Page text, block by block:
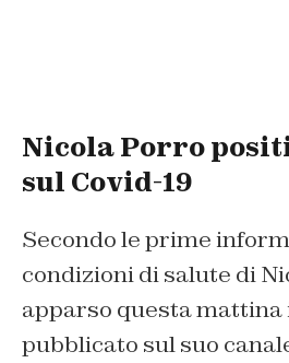
Nicola Porro
sul Covid-19
Secondo le prime
condizioni di salute di
apparso questa mattina
pubblicato sul suo